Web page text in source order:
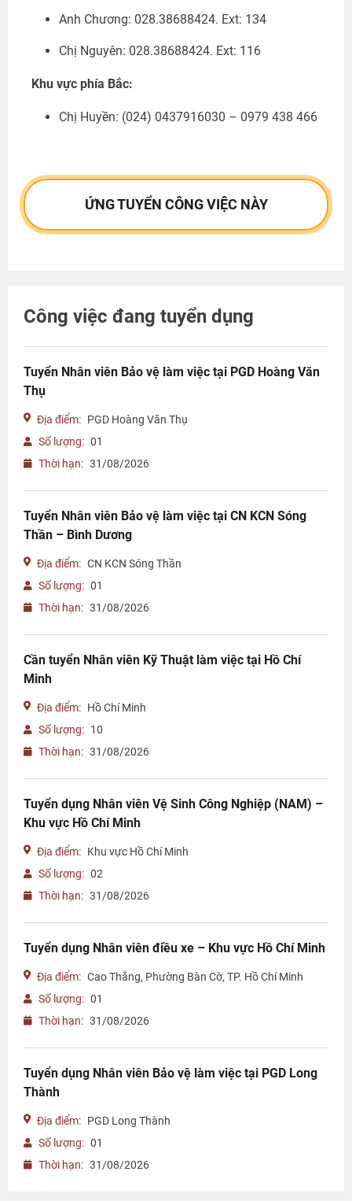
Anh Chương: 028.38688424. Ext: 134
Chị Nguyên: 028.38688424. Ext: 116
Khu vực phía Bắc:
Chị Huyền: (024) 0437916030 – 0979 438 466
ỨNG TUYỂN CÔNG VIỆC NÀY
Công việc đang tuyển dụng
Tuyển Nhân viên Bảo vệ làm việc tại PGD Hoàng Văn
Thụ
Địa điểm: PGD Hoàng Văn Thụ
Số lượng: 01
Thời hạn: 31/08/2026
Tuyển Nhân viên Bảo vệ làm việc tại CN KCN Sóng
Thần – Bình Dương
Địa điểm: CN KCN Sóng Thần
Số lượng: 01
Thời hạn: 31/08/2026
Cần tuyển Nhân viên Kỹ Thuật làm việc tại Hồ Chí
Minh
Địa điểm: Hồ Chí Minh
Số lượng: 10
Thời hạn: 31/08/2026
Tuyển dụng Nhân viên Vệ Sinh Công Nghiệp (NAM) –
Khu vực Hồ Chí Minh
Địa điểm: Khu vực Hồ Chí Minh
Số lượng: 02
Thời hạn: 31/08/2026
Tuyển dụng Nhân viên điều xe – Khu vực Hồ Chí Minh
Địa điểm: Cao Thắng, Phường Bàn Cờ, TP. Hồ Chí Minh
Số lượng: 01
Thời hạn: 31/08/2026
Tuyển dụng Nhân viên Bảo vệ làm việc tại PGD Long
Thành
Địa điểm: PGD Long Thành
Số lượng: 01
Thời hạn: 31/08/2026